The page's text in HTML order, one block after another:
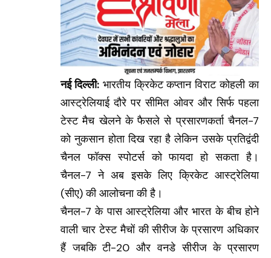
नई दिल्ली:भारतीय क्रिकेट कप्तान विराट कोहली का
आस्ट्रेलियाई दौरे पर सीमित ओवर और सिर्फ पहला
टेस्ट मैच खेलने के फैसले से प्रसारणकर्ता चैनल-7
को नुकसान होता दिख रहा है लेकिन उसके प्रतिद्वंदी
चैनल फॉक्स स्पोटर्स को फायदा हो सकता है।
चैनल-7 ने अब इसके लिए क्रिकेट आस्ट्रेलिया
(सीए) की आलोचना की है।
चैनल-7 के पास आस्ट्रेलिया और भारत के बीच होने
वाली चार टेस्ट मैचों की सीरीज के प्रसारण अधिकार
हैं जबकि टी-20 और वनडे सीरीज के प्रसारण